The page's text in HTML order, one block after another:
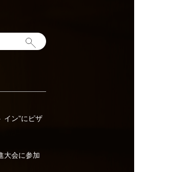
イン”にピザ
大会に参加